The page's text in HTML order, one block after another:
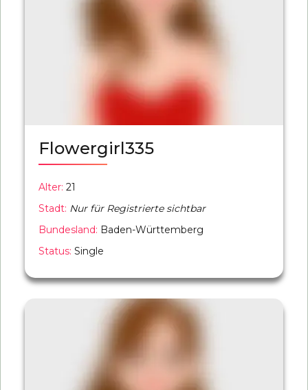
Flowergirl335
Alter: 21
Stadt: Nur für Registrierte sichtbar
Bundesland: Baden-Württemberg
Status: Single